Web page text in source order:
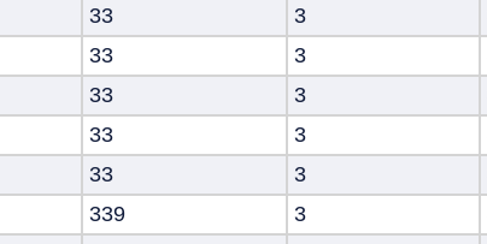
33 3
33 3
33 3
33 3
33 3
339 3